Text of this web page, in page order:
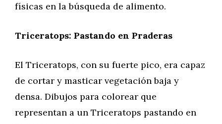
físicas en la búsqueda de alimento.
Triceratops: Pastando en Praderas
El Triceratops, con su fuerte pico, era capaz
de cortar y masticar vegetación baja y
densa. Dibujos para colorear que
representan a un Triceratops pastando en